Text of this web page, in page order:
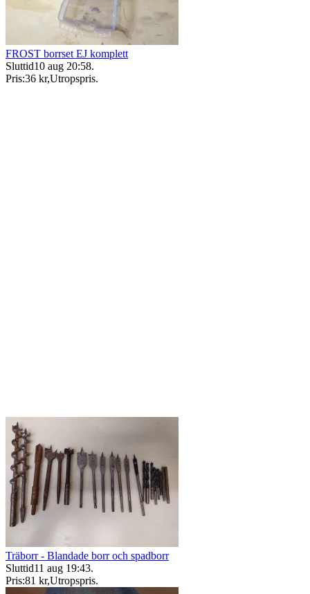
FROST borrset EJ komplett
Sluttid10 aug 20:58.
Pris:36 kr,Utropspris.
Träborr - Blandade borr och spadborr
Sluttid11 aug 19:43.
Pris:81 kr,Utropspris.